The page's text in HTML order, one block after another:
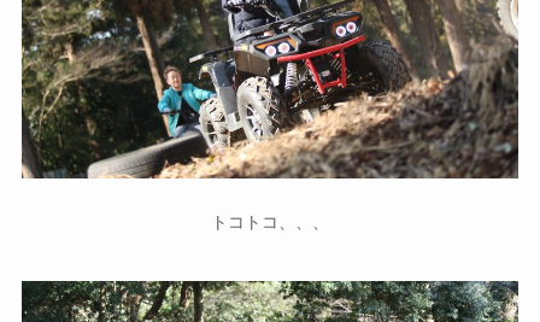
トコトコ、、、